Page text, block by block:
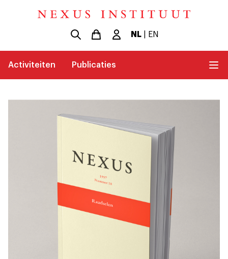
NL| EN
Activiteiten Publicaties